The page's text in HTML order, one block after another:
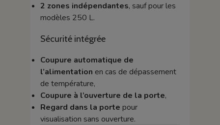
2 zones indépendantes, sauf pour les
modèles 250 L.
Sécurité intégrée
Coupure automatique de
l’alimentation en cas de dépassement
de température,
Coupure à l’ouverture de la porte,
Regard dans la porte pour
visualisation sans ouverture.